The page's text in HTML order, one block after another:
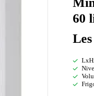
60